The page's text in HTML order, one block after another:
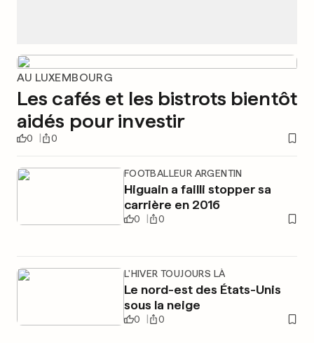
AU LUXEMBOURG
Les cafés et les bistrots bientôt
aidés pour investir
0 0
FOOTBALLEUR ARGENTIN
Higuain a failli stopper sa
carrière en 2016
0 0
L'HIVER TOUJOURS LÀ
Le nord-est des États-Unis
sous la neige
0 0